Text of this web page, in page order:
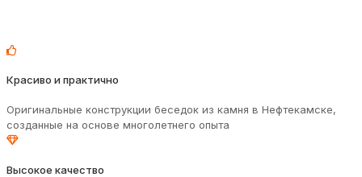
Красиво и практично
Оригинальные конструкции беседок из камня в Нефтекамске,
созданные на основе многолетнего опыта
Высокое качество